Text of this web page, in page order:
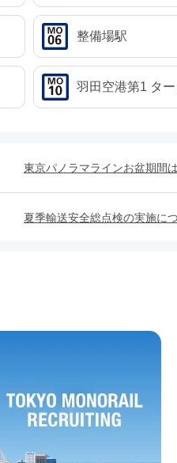
整備場駅
羽田空港第1 タ
東京パノラマラインお盆期間
夏季輸送安全総点検の実施に